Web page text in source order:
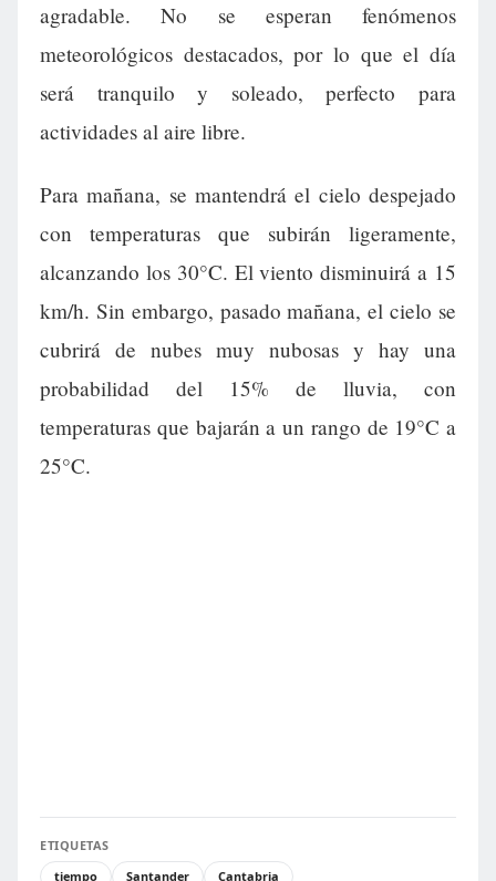
agradable. No se esperan fenómenos
meteorológicos destacados, por lo que el día
será tranquilo y soleado, perfecto para
actividades al aire libre.
Para mañana, se mantendrá el cielo despejado
con temperaturas que subirán ligeramente,
alcanzando los 30°C. El viento disminuirá a 15
km/h. Sin embargo, pasado mañana, el cielo se
cubrirá de nubes muy nubosas y hay una
probabilidad del 15% de lluvia, con
temperaturas que bajarán a un rango de 19°C a
25°C.
ETIQUETAS
tiempo
Santander
Cantabria